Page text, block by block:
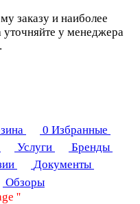
заказу и наиболее
уточняйте у менеджера
0 Избранные
Услуги
Бренды
Документы
Обзоры
''